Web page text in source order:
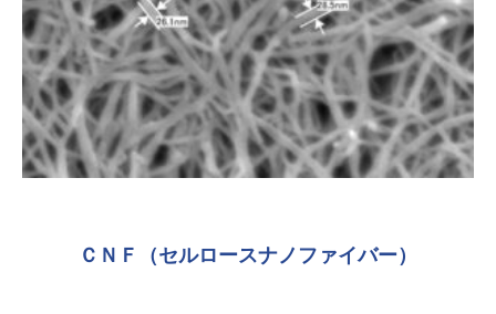
ＣＮＦ（セルロースナノファイバー）